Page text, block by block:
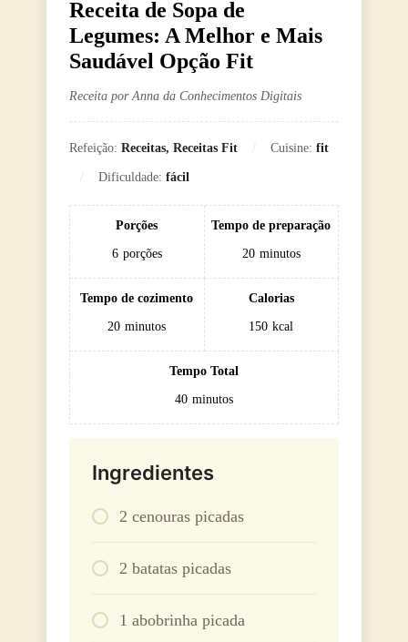
Receita de Sopa de
Legumes: A Melhor e Mais
Saudável Opção Fit
Receita por Anna da Conhecimentos Digitais
Refeição: Receitas, Receitas Fit Cuisine: fit
Dificuldade: fácil
Porções
6 porções
Tempo de preparação
20 minutos
Tempo de cozimento
20 minutos
Calorias
150 kcal
Tempo Total
40 minutos
Ingredientes
2 cenouras picadas
2 batatas picadas
1 abobrinha picada